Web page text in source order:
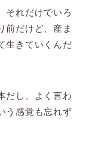
それだけでいろ
前だけど、産ま
生きていくんだ
だし、よく言わ
う感覚も忘れず